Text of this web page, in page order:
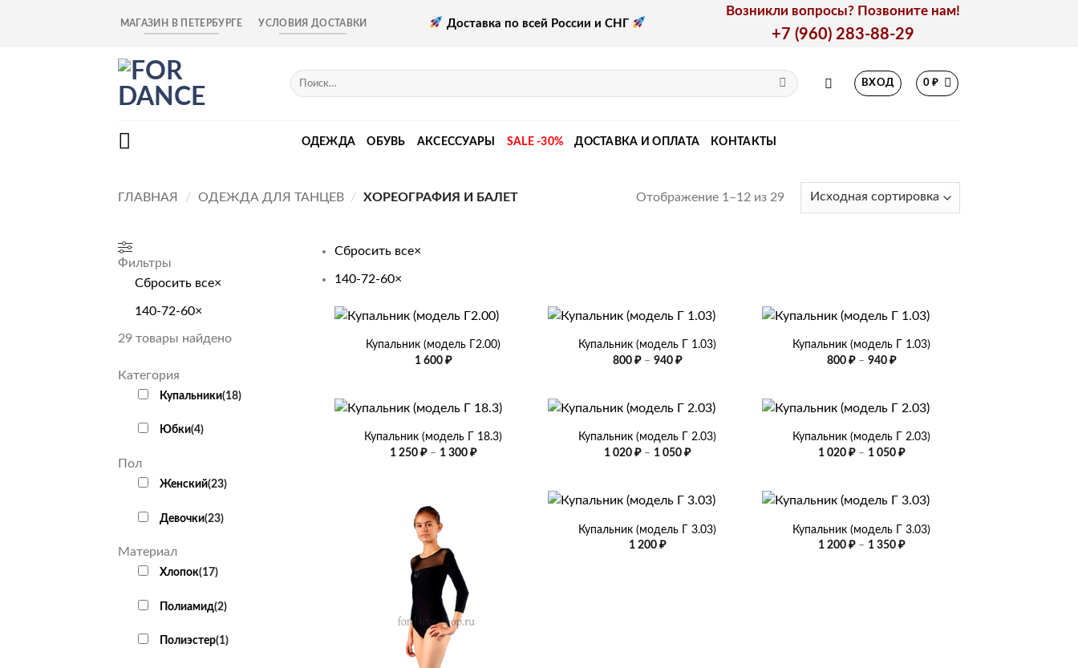
МАГАЗИН В ПЕТЕРБУРГЕ УСЛОВИЯ ДОСТАВКИ Доставка по всей России и СНГ
Возникли вопросы? Позвоните нам!
+7 (960) 283-88-29
Искать:
ВХОД 0₽
ОДЕЖДА ОБУВЬ АКСЕССУАРЫ SALE -30% ДОСТАВКА И ОПЛАТА КОНТАКТЫ
ГЛАВНАЯ / ОДЕЖДА ДЛЯ ТАНЦЕВ / ХОРЕОГРАФИЯ И БАЛЕТ Отображение 1–12 из 29
Фильтры
Сбросить все×
140-72-60×
29 товары найдено
Категория
Купальники(18)
Юбки(4)
Пол
Женский(23)
Девочки(23)
Материал
Хлопок(17)
Полиамид(2)
Полиэстер(1)
Сбросить все×
140-72-60×
+
Купальник (модель Г2.00)
1 600₽
+
Купальник (модель Г 1.03)
800 ₽ – 940 ₽Диапазон
940 ₽
+
Купальник (модель Г 1.03)
800 ₽ – 940 ₽Диапазон
940 ₽
+
Купальник (модель Г 18.3)
1 250₽ – 1 300₽Диапазон
+
Купальник (модель Г 2.03)
1 020 ₽ – 1 050 ₽Диапазон
–
1
+
Купальник (модель Г 2.03)
1 020 ₽ – 1 050 ₽Диапазон
–
1
+
Купальник (модель Г 3.03)
1 200 ₽
+
Купальник (модель Г 3.03)
1 200 ₽ – 1 350 ₽Диапазон